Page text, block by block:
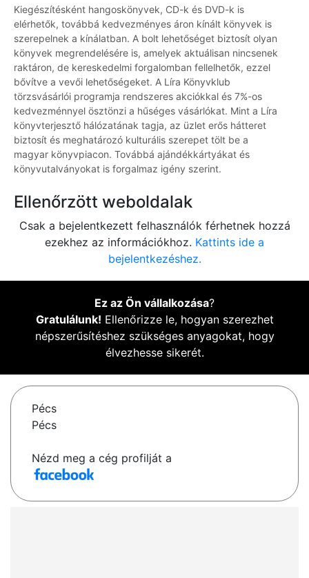
Kiegészítésként hangoskönyvek, CD-k és DVD-k is
elérhetők, továbbá kedvezményes áron kínált könyvek is
szerepelnek a kínálatban. A bolt lehetőséget biztosít olyan
könyvek megrendelésére is, amelyek aktuálisan nincsenek
raktáron, de kereskedelmi forgalomban fellelhetők, ezzel
bővítve a vevői lehetőségeket. A Líra Könyvklub
törzsvásárlói programja rendszeres akciókkal és 7%-os
kedvezménnyel ösztönzi a hűséges vásárlókat. Mint a Líra
könyvterjesztő hálózatának tagja, az üzlet erős hátteret
biztosít és meghatározó kulturális szerepet tölt be a
magyar könyvpiacon. Továbbá ajándékkártyákat és
könyvutalványokat is forgalmaz igény szerint.
Ellenőrzött weboldalak
Csak a bejelentkezett felhasználók férhetnek hozzá
ezekhez az információkhoz. Kattints ide a
bejelentkezéshez.
Ez az Ön vállalkozása?
Gratulálunk! Ellenőrizze le, hogyan szerezhet
népszerűsítéshez szükséges anyagokat, hogy
élvezhesse sikerét.
Pécs
Pécs
Nézd meg a cég profilját a